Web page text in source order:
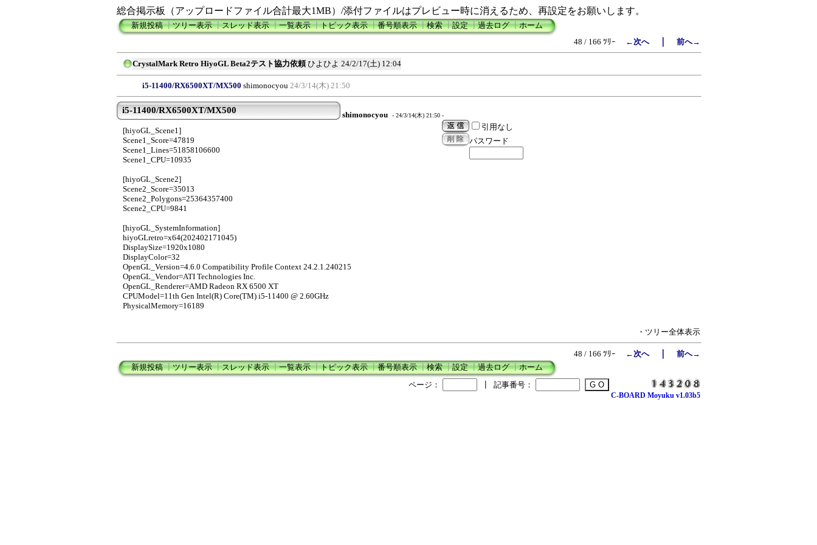
総合掲示板（アップロードファイル合計最大1MB）/添付ファイルはプレビュー時に消えるため、再設定をお願いします。
新規投稿┃ツリー表示┃スレッド表示┃一覧表示┃トピック表示┃番号順表示┃検索┃設定┃過去ログ┃ホーム
48 / 166 ﾂﾘｰ
←次へ｜ 前へ→
CrystalMark Retro HiyoGL Beta2テスト協力依頼 ひよひよ 24/2/17(土) 12:04
i5-11400/RX6500XT/MX500 shimonocyou 24/3/14(木) 21:50
i5-11400/RX6500XT/MX500 shimonocyou - 24/3/14(木) 21:50 -
[hiyoGL_Scene1]
Scene1_Score=47819
Scene1_Lines=51858106600
Scene1_CPU=10935
[hiyoGL_Scene2]
Scene2_Score=35013
Scene2_Polygons=25364357400
Scene2_CPU=9841
[hiyoGL_SystemInformation]
hiyoGLretro=x64(202402171045)
DisplaySize=1920x1080
DisplayColor=32
OpenGL_Version=4.6.0 Compatibility Profile Context 24.2.1.240215
OpenGL_Vendor=ATI Technologies Inc.
OpenGL_Renderer=AMD Radeon RX 6500 XT
CPUModel=11th Gen Intel(R) Core(TM) i5-11400 @ 2.60GHz
PhysicalMemory=16189
引用なし
パスワード
・ツリー全体表示
48 / 166 ﾂﾘｰ ←次へ｜ 前へ→
新規投稿┃ツリー表示┃スレッド表示┃一覧表示┃トピック表示┃番号順表示┃検索┃設定┃過去ログ┃ホーム
ページ：
記事番号：
C-BOARD Moyuku v1.03b5